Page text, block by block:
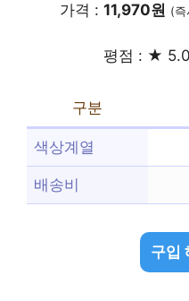
가격 : 11,970원 (즉
평점 : ★
구분
색상계열
배송비
구입